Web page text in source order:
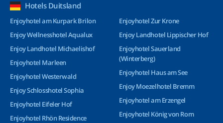
Hotels Duitsland
Enjoyhotel am Kurpark Brilon
Enjoy Wellnesshotel Aqualux
Enjoy Landhotel Michaelishof
Enjoyhotel Marleen
Enjoyhotel Westerwald
Enjoy Schlosshotel Sophia
Enjoyhotel Eifeler Hof
Enjoyhotel Rhön Residence
Enjoyhotel Zur Krone
Enjoy Landhotel Lippischer Hof
Enjoyhotel Sauerland
(Winterberg)
Enjoyhotel Haus am See
Enjoy Moezelhotel Bremm
Enjoyhotel am Erzengel
Enjoyhotel König von Rom